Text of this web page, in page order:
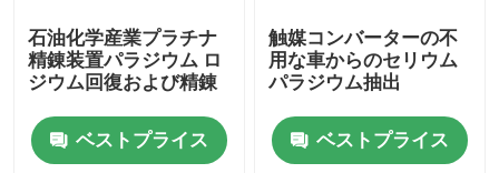
石油化学産業プラチナ
精錬装置パラジウム ロ
ジウム回復および精錬
ベストプライス
触媒コンバーターの不
用な車からのセリウム
パラジウム抽出
ベストプライス